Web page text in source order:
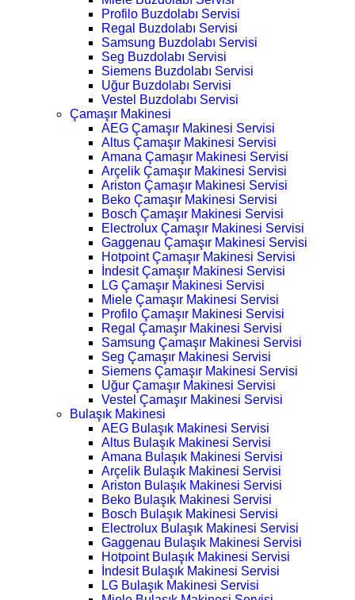
Profilo Buzdolabı Servisi
Regal Buzdolabı Servisi
Samsung Buzdolabı Servisi
Seg Buzdolabı Servisi
Siemens Buzdolabı Servisi
Uğur Buzdolabı Servisi
Vestel Buzdolabı Servisi
Çamaşır Makinesi
AEG Çamaşır Makinesi Servisi
Altus Çamaşır Makinesi Servisi
Amana Çamaşır Makinesi Servisi
Arçelik Çamaşır Makinesi Servisi
Ariston Çamaşır Makinesi Servisi
Beko Çamaşır Makinesi Servisi
Bosch Çamaşır Makinesi Servisi
Electrolux Çamaşır Makinesi Servisi
Gaggenau Çamaşır Makinesi Servisi
Hotpoint Çamaşır Makinesi Servisi
İndesit Çamaşır Makinesi Servisi
LG Çamaşır Makinesi Servisi
Miele Çamaşır Makinesi Servisi
Profilo Çamaşır Makinesi Servisi
Regal Çamaşır Makinesi Servisi
Samsung Çamaşır Makinesi Servisi
Seg Çamaşır Makinesi Servisi
Siemens Çamaşır Makinesi Servisi
Uğur Çamaşır Makinesi Servisi
Vestel Çamaşır Makinesi Servisi
Bulaşık Makinesi
AEG Bulaşık Makinesi Servisi
Altus Bulaşık Makinesi Servisi
Amana Bulaşık Makinesi Servisi
Arçelik Bulaşık Makinesi Servisi
Ariston Bulaşık Makinesi Servisi
Beko Bulaşık Makinesi Servisi
Bosch Bulaşık Makinesi Servisi
Electrolux Bulaşık Makinesi Servisi
Gaggenau Bulaşık Makinesi Servisi
Hotpoint Bulaşık Makinesi Servisi
İndesit Bulaşık Makinesi Servisi
LG Bulaşık Makinesi Servisi